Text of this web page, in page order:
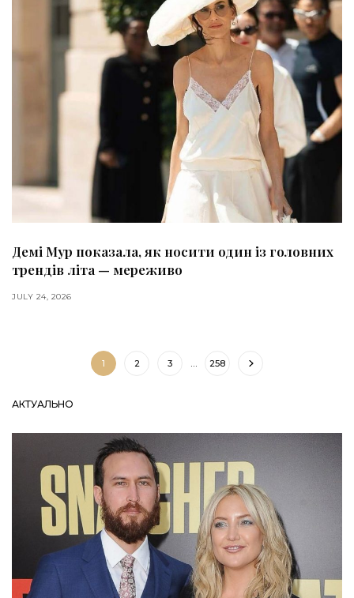
Демі Мур показала, як носити один із головних
трендів літа — мереживо
JULY 24, 2026
1 2 3 … 258
АКТУАЛЬНО